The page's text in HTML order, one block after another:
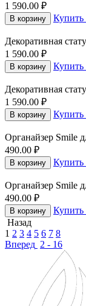
1 590.00 ₽
В корзину Купить
Декоративная
1 590.00 ₽
В корзину Купить
Декоративная
1 590.00 ₽
В корзину Купить
Органайзер Smile
490.00 ₽
В корзину Купить
Органайзер Smile
490.00 ₽
В корзину
Купить
Назад
1 2 3 4 5 6 7 8
Вперед 2 - 16